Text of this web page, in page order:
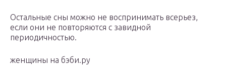
Остальные сны можно не воспринимать всерьез,
если они не повторяются с завидной
периодичностью.
женщины на бэби.ру